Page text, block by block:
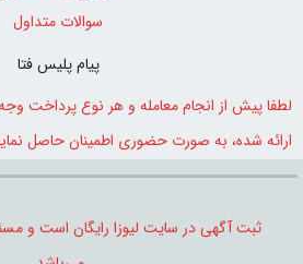
0
سوالات متداول
پیام پلیس فتا
لطفا پیش از انجام معامله و هر نوع پرداخت
ارائه شده، به صورت حضوری اطمینان حاصل
ثبت آگهی در سایت لیوزا رایگان است و